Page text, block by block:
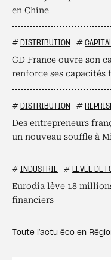
en Chine
# DISTRIBUTION #
GD France ouvre son
renforce ses capacités
# DISTRIBUTION #
Des entrepreneurs
un nouveau souffle à
# INDUSTRIE # LEVÉE DE
Eurodia lève 18
financiers
Toute l’actu éco en